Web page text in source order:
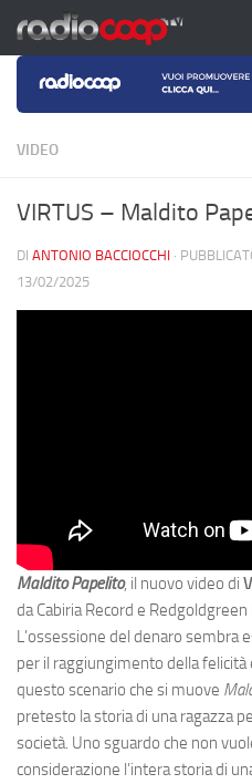
Salta al contenuto
VIDEO
VIRTUS – Maldito
DI ANTONIO BACCIOCCHI ·
13/02/2025
Maldito Papelito, il nuovo video di
da Cabiria Record e Redgoldgreen
L’ossessione del denaro sembra
per il raggiungimento della felicità
questo scenario che si muove
pretesto la storia di una ragazza
società. Uno sguardo che non
considerazione l’intera storia di